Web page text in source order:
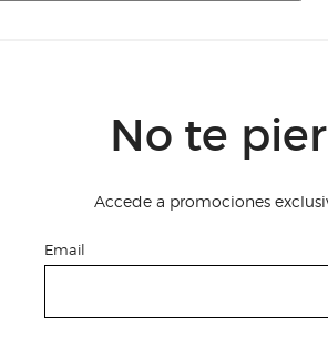
No te
Accede a promociones
Email